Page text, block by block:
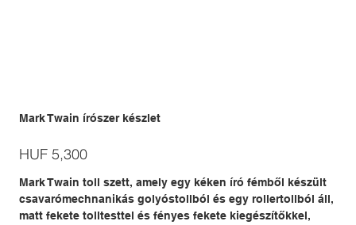
Mark Twain írószer készlet
Price
HUF 5,300
Mark Twain toll szett, amely egy kéken író fémből készült
csavarómechnanikás golyóstollból és egy rollertollból áll,
matt fekete tolltesttel és fényes fekete kiegészítőkkel,